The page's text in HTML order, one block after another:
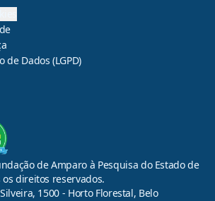
de Dados (LGPD)
de Amparo à Pesquisa do Estado de
direitos reservados.
1500 - Horto Florestal, Belo